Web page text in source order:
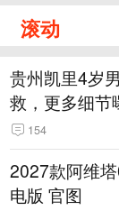
滚动
贵州凯里4岁
救，更多细节
命，搜救至20
154
2027款阿维
电版 官图